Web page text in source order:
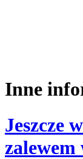
Inne
Jeszcze
zalewem